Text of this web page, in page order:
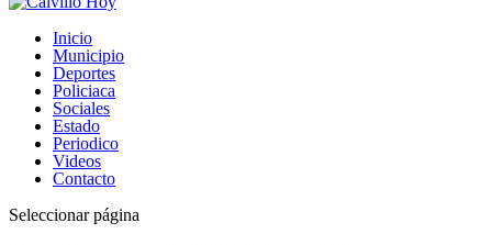
Inicio
Municipio
Deportes
Policiaca
Sociales
Estado
Periodico
Videos
Contacto
Seleccionar página